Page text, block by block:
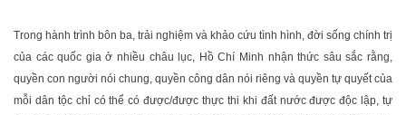
Trong hành trình bôn ba, trải nghiệm và khảo cứu tình hình, đời sống chính trị
của các quốc gia ở nhiều châu lục, Hồ Chí Minh nhận thức sâu sắc rằng,
quyền con người nói chung, quyền công dân nói riêng và quyền tự quyết của
mỗi dân tộc chỉ có thể có được/được thực thi khi đất nước được độc lập, tự